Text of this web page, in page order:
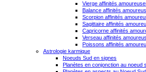
Vierge affinités
Balance affinités
Scorpion affinités
Sagittaire affinités
Capricorne affinités
Verseau affinités
Poissons affinités
Astrologie karmique
Noeuds Sud en signes
Planètes en conjonction au noeud